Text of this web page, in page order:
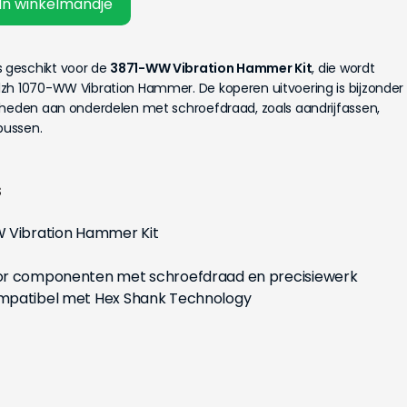
geschikt voor de 3871-WW Vibration Hammer Kit, die wordt
1070-WW Vibration Hammer. De koperen uitvoering is bijzonder
aan onderdelen met schroefdraad, zoals aandrijfassen,
Vibration Hammer Kit
componenten met schroefdraad en precisiewerk
met Hex Shank Technology